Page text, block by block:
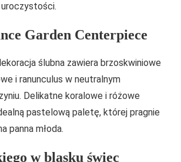
Garden Centerpiece
ślubna zawiera brzoskwiniowe
i ranunculus w neutralnym
Delikatne koralowe i różowe
pastelową paletę, której pragnie
panna młoda.
w blasku świec